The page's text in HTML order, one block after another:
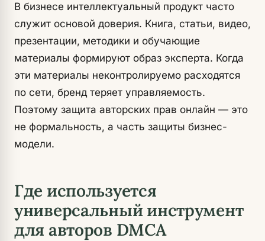
В бизнесе интеллектуальный продукт часто
служит основой доверия. Книга, статьи, видео,
презентации, методики и обучающие
материалы формируют образ эксперта. Когда
эти материалы неконтролируемо расходятся
по сети, бренд теряет управляемость.
Поэтому защита авторских прав онлайн — это
не формальность, а часть защиты бизнес-
модели.
Где используется
универсальный инструмент
для авторов DMCA